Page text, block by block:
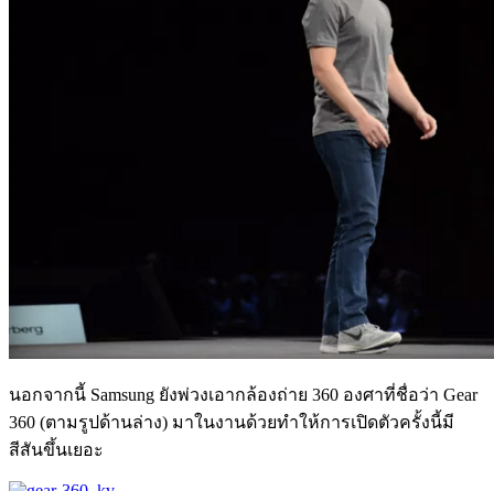
นอกจากนี้ Samsung ยังพ่วงเอากล้องถ่าย 360 องศาที่ชื่อว่า Gear
360 (ตามรูปด้านล่าง) มาในงานด้วยทำให้การเปิดตัวครั้งนี้มี
สีสันขึ้นเยอะ